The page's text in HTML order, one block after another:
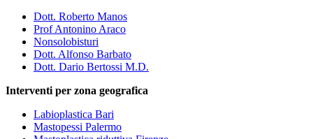
Dott. Roberto Manos
Prof Antonino Araco
Nonsolobisturi
Dott. Alfonso Barbato
Dott. Dario Bertossi M.D.
Interventi per zona geografica
Labioplastica Bari
Mastopessi Palermo